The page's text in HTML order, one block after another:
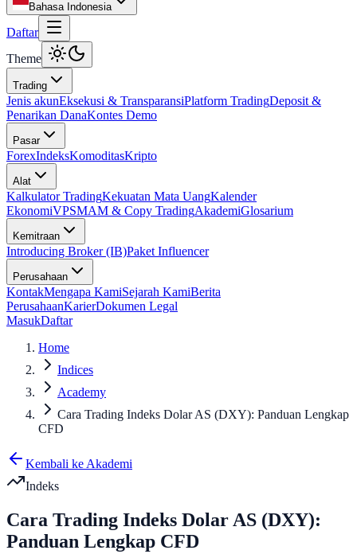
Bahasa Indonesia
Daftar
Theme
Trading
Jenis akunEksekusi & TransparansiPlatform TradingDeposit &
Penarikan DanaKontes Demo
Pasar
ForexIndeksKomoditasKripto
Alat
Kalkulator TradingKekuatan Mata UangKalender
EkonomiVPSMAM & Copy TradingAkademiGlosarium
Kemitraan
Introducing Broker (IB)Paket Influencer
Perusahaan
KontakMengapa KamiSejarah KamiBerita
PerusahaanKarierDokumen Legal
MasukDaftar
Home
Indices
Academy
Cara Trading Indeks Dolar AS (DXY): Panduan Lengkap
CFD
Kembali ke Akademi
Indeks
Cara Trading Indeks Dolar AS (DXY):
Panduan Lengkap CFD